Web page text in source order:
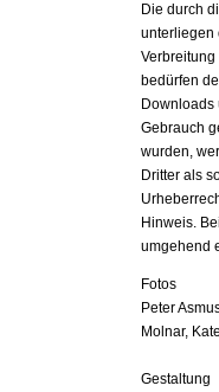
Die durch
unterliegen
bedürfen
Downloads
Gebrauch
wurden,
Dritter als
Hinweis.
umgehend
Fotos
Peter
Molnar,
Gestaltung